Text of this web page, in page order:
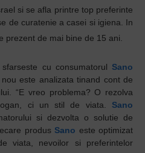
si se afla printre top preferinte
de curatenie a casei si igiena. In
prezent de mai bine de 15 ani.
cu consumatorul Sano
este analizata tinand cont de
“E vreo problema? O rezolva
ci un stil de viata. Sano
si dezvolta o solutie de
produs Sano este optimizat
viata, nevoilor si preferintelor